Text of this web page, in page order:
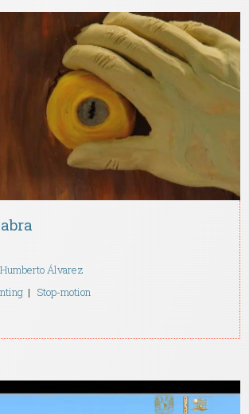
Álvarez
Stop-motion